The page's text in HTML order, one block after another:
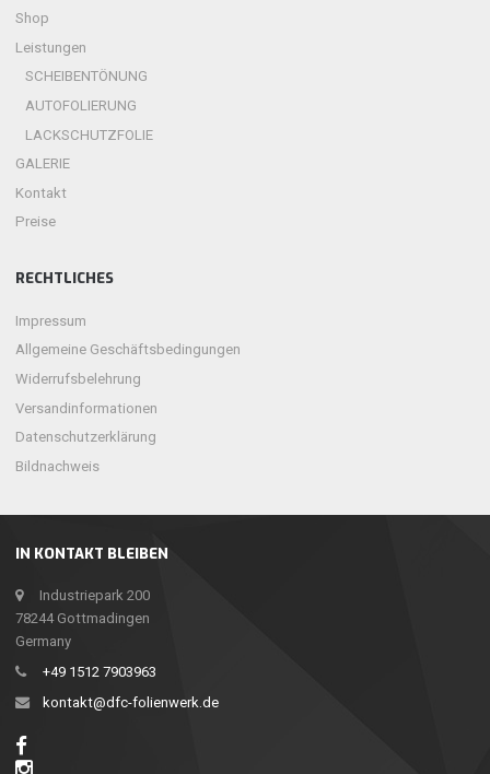
IN KONTAKT BLEIBEN
Industriepark 200
78244 Gottmadingen
Germany
+49 1512 7903963
kontakt@dfc-folienwerk.de
Shop
Leistungen
SCHEIBENTÖNUNG
AUTOFOLIERUNG
LACKSCHUTZFOLIE
GALERIE
Kontakt
Preise
RECHTLICHES
Impressum
Allgemeine Geschäftsbedingungen
Widerrufsbelehrung
Versandinformationen
Datenschutzerklärung
Bildnachweis